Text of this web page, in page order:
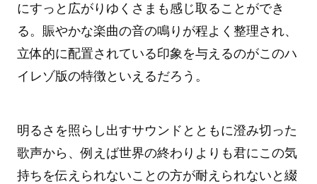
にすっと広がりゆくさまも感じ取ることができ
る。賑やかな楽曲の音の鳴りが程よく整理され、
立体的に配置されている印象を与えるのがこのハ
イレゾ版の特徴といえるだろう。
明るさを照らし出すサウンドとともに澄み切った
歌声から、例えば世界の終わりよりも君にこの気
持ちを伝えられないことの方が耐えられないと綴